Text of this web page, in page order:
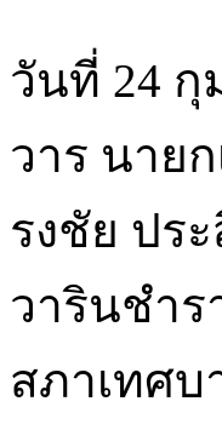
วันที่ 24 กุ
วาร นาย
รงชัย ปร
วารินชำ
สภาเทศบ